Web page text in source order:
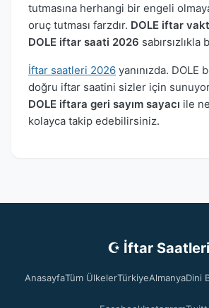
tutmasına herhangi bir engeli
oruç tutması farzdır. DOLE iftar
DOLE iftar saati 2026 sabırsızlıkla
İftar saatleri 2026 yanınızda. DOLE
doğru iftar saatini sizler için
DOLE iftara geri sayım sayacı ile
kolayca takip edebilirsiniz.
☪ İftar Saatleri
AnasayfaTüm ÜlkelerTürkiyeAlmanyaDini